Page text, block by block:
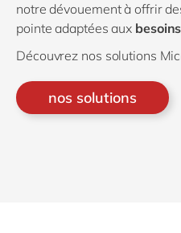
notre dévouement à offrir
pointe adaptées aux
Découvrez nos solutions
nos solutions